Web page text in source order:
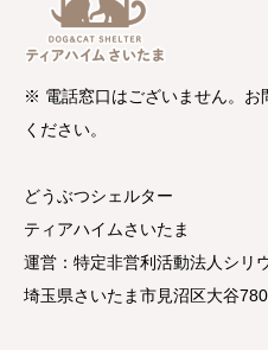
※ 電話窓口はございません。お
ください。
どうぶつシェルター
ティアハイムさいたま
運営：特定非営利活動法人シリ
埼玉県さいたま市見沼区大谷